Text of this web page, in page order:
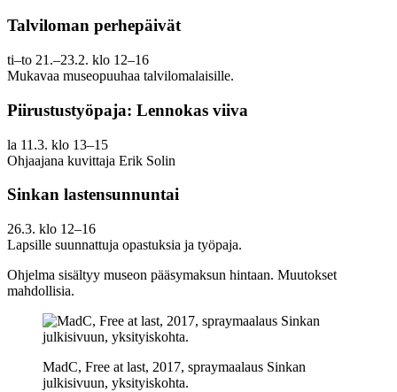
Talviloman perhepäivät
ti–to 21.–23.2. klo 12–16
Mukavaa museopuuhaa talvilomalaisille.
Piirustustyöpaja: Lennokas viiva
la 11.3. klo 13–15
Ohjaajana kuvittaja Erik Solin
Sinkan lastensunnuntai
26.3. klo 12–16
Lapsille suunnattuja opastuksia ja työpaja.
Ohjelma sisältyy museon pääsymaksun hintaan. Muutokset
mahdollisia.
MadC, Free at last, 2017, spraymaalaus Sinkan
julkisivuun, yksityiskohta.